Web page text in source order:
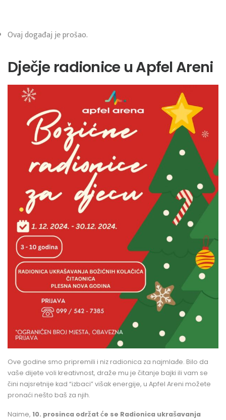
Ovaj događaj je prošao.
Dječje radionice u Apfel Areni
Ove godine smo pripremili i niz radionica za najmlađe. Bilo da
vaše dijete voli kreativnost, draže mu je čitanje bajki ili vam se
čini najsretnije kad “izbaci” višak energije, u Apfel Areni možete
pronaći nešto baš za njih.
Naime, 10. prosinca održat će se Radionica ukrašavanja